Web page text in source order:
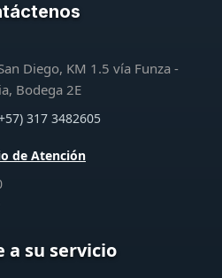
Diego, KM 1.5 vía Funza -
Bodega 2E
317 3482605
de Atención
a su servicio